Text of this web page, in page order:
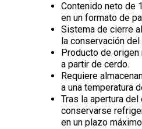
Contenido neto de
en un formato de
Sistema de cierre
la conservación
Producto de
a partir de cerdo.
Requiere
a una temperatura
Tras la apertura
conservarse
en un plazo